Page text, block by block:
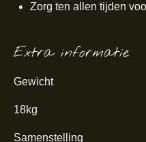
Zorg ten allen tijden
Extra informatie
Gewicht
18kg
Samenstelling